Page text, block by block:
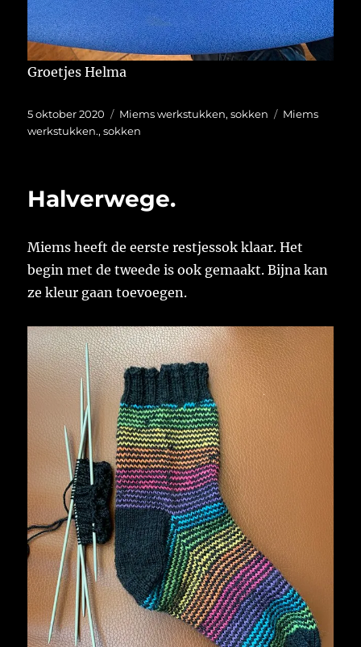
Groetjes Helma
Geplaatst
op
5 oktober 2020 Categorieën
Miems werkstukken,sokken Tags
Miems
werkstukken.,sokken
Halverwege.
Miems heeft de eerste restjessok klaar. Het
begin met de tweede is ook gemaakt. Bijna kan
ze kleur gaan toevoegen.